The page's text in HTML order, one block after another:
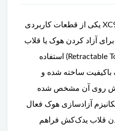
کلید آزاد کننده هوک ولوو XC90 یکی از قطعات کاربردی
آزاد کردن هوک یا قلاب
یدک‌کش جمع‌شونده (Retractable Towbar) استفاده
باکیفیت ساخته شده و
روی آن مشخص شده
آزادسازی هوک فعال
قلاب یدک‌کش فراهم